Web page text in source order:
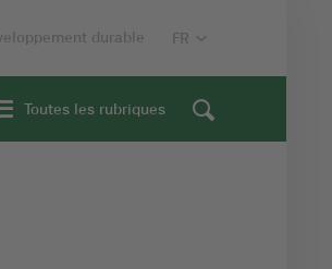
durable
Toutes les rubriques